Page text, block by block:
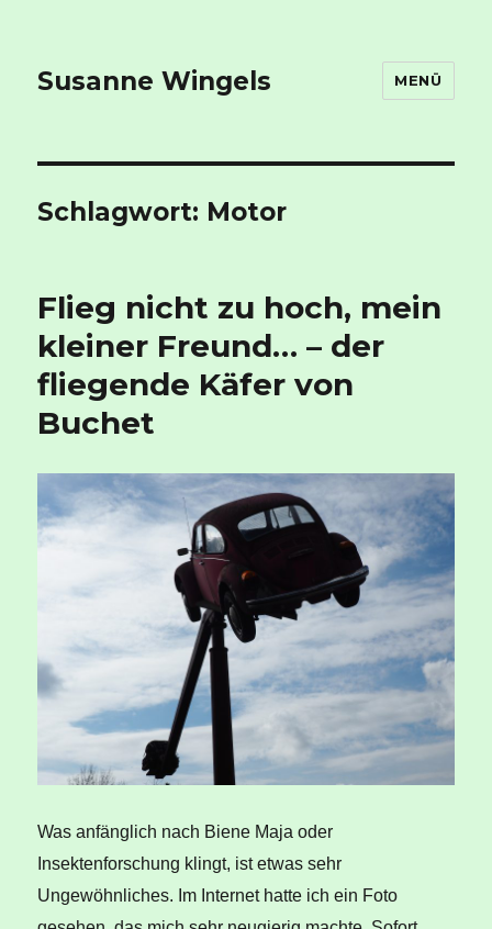
Susanne Wingels MENÜ
Schlagwort: Motor
Flieg nicht zu hoch, mein
kleiner Freund… – der
fliegende Käfer von
Buchet
Was anfänglich nach Biene Maja oder
Insektenforschung klingt, ist etwas sehr
Ungewöhnliches. Im Internet hatte ich ein Foto